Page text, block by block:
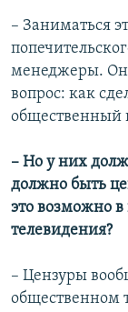
– Заниматься
менеджеры.
вопрос: как
общественный
– Но у них
должно быть
это возможно
телевидения?
– Цензуры
общественном